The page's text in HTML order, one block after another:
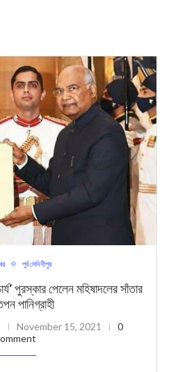
পূর্ব মেদিনীপুর
পুরস্কার পেলেন মহিষাদলের সাঁতার
পানিগ্রাহী
November 15, 2021
0